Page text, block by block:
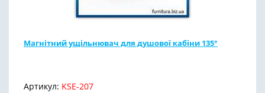
Магнітний ущільнювач для душової кабіни 135°
Артикул: KSE-207